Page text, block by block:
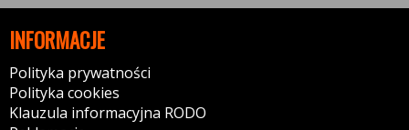
INFORMACJE
Polityka prywatności
Polityka cookies
Klauzula informacyjna RODO